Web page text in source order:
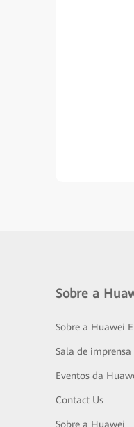
Sobre a
Sobre a Huawei
Sala de imprensa
Eventos da
Contact Us
Sobre a Huawei